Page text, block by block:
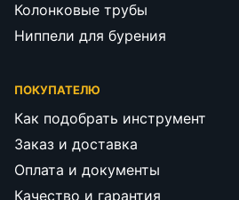
Колонковые трубы
Ниппели для бурения
ПОКУПАТЕЛЮ
Как подобрать инструмент
Заказ и доставка
Оплата и документы
Качество и гарантия